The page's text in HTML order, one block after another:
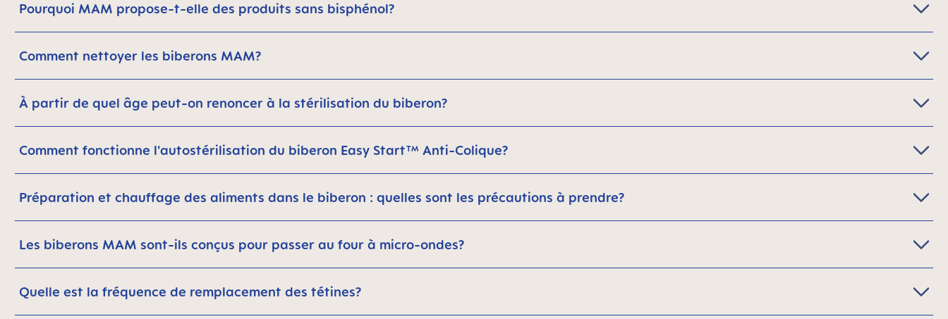
Pourquoi MAM propose-t-elle des produits sans bisphénol?
Comment nettoyer les biberons MAM?
À partir de quel âge peut-on renoncer à la stérilisation du biberon?
Comment fonctionne l'autostérilisation du biberon Easy Start™ Anti-Colique?
Préparation et chauffage des aliments dans le biberon : quelles sont les précautions à prendre?
Les biberons MAM sont-ils conçus pour passer au four à micro-ondes?
Quelle est la fréquence de remplacement des tétines?